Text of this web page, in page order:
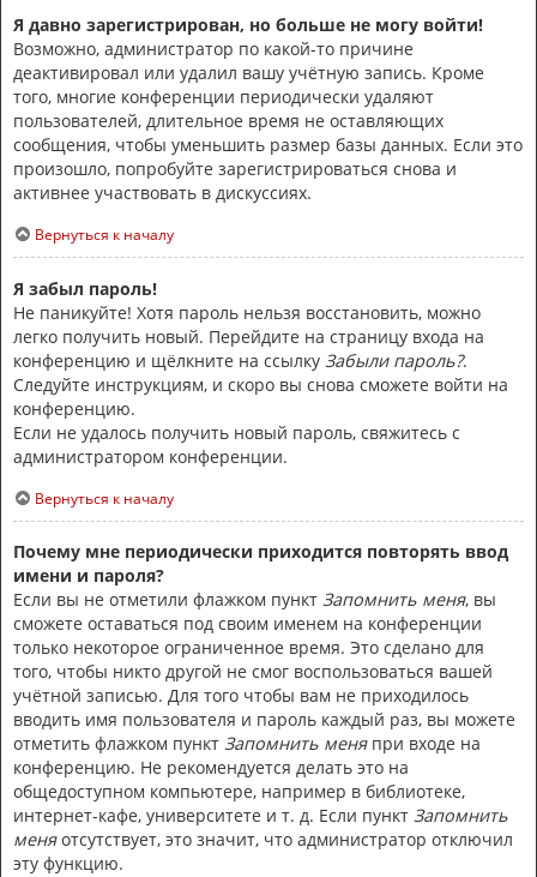
Я давно зарегистрирован, но больше не могу войти!
Возможно, администратор по какой-то причине
деактивировал или удалил вашу учётную запись. Кроме
того, многие конференции периодически удаляют
пользователей, длительное время не оставляющих
сообщения, чтобы уменьшить размер базы данных. Если это
произошло, попробуйте зарегистрироваться снова и
активнее участвовать в дискуссиях.
Вернуться к началу
Я забыл пароль!
Не паникуйте! Хотя пароль нельзя восстановить, можно
легко получить новый. Перейдите на страницу входа на
конференцию и щёлкните на ссылку Забыли пароль?.
Следуйте инструкциям, и скоро вы снова сможете войти на
конференцию.
Если не удалось получить новый пароль, свяжитесь с
администратором конференции.
Вернуться к началу
Почему мне периодически приходится повторять ввод
имени и пароля?
Если вы не отметили флажком пункт Запомнить меня, вы
сможете оставаться под своим именем на конференции
только некоторое ограниченное время. Это сделано для
того, чтобы никто другой не смог воспользоваться вашей
учётной записью. Для того чтобы вам не приходилось
вводить имя пользователя и пароль каждый раз, вы можете
отметить флажком пункт Запомнить меняпри входе на
конференцию. Не рекомендуется делать это на
общедоступном компьютере, например в библиотеке,
интернет-кафе, университете и т. д. Если пункт Запомнить
меняотсутствует, это значит, что администратор отключил
эту функцию.